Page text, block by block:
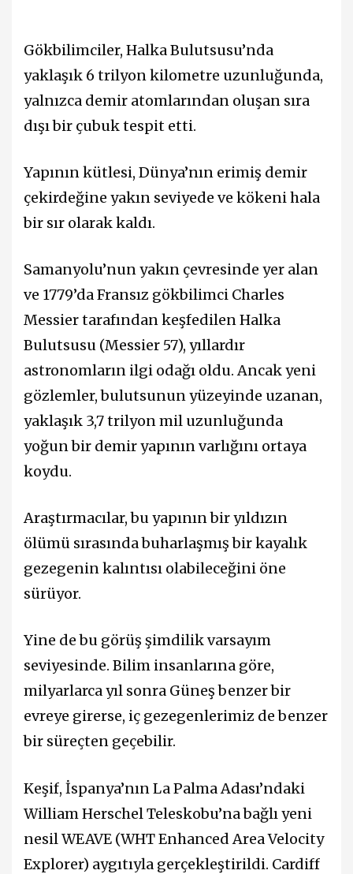
Gökbilimciler, Halka Bulutsusu’nda
yaklaşık 6 trilyon kilometre uzunluğunda,
yalnızca demir atomlarından oluşan sıra
dışı bir çubuk tespit etti.
Yapının kütlesi, Dünya’nın erimiş demir
çekirdeğine yakın seviyede ve kökeni hala
bir sır olarak kaldı.
Samanyolu’nun yakın çevresinde yer alan
ve 1779’da Fransız gökbilimci Charles
Messier tarafından keşfedilen Halka
Bulutsusu (Messier 57), yıllardır
astronomların ilgi odağı oldu. Ancak yeni
gözlemler, bulutsunun yüzeyinde uzanan,
yaklaşık 3,7 trilyon mil uzunluğunda
yoğun bir demir yapının varlığını ortaya
koydu.
Araştırmacılar, bu yapının bir yıldızın
ölümü sırasında buharlaşmış bir kayalık
gezegenin kalıntısı olabileceğini öne
sürüyor.
Yine de bu görüş şimdilik varsayım
seviyesinde. Bilim insanlarına göre,
milyarlarca yıl sonra Güneş benzer bir
evreye girerse, iç gezegenlerimiz de benzer
bir süreçten geçebilir.
Keşif, İspanya’nın La Palma Adası’ndaki
William Herschel Teleskobu’na bağlı yeni
nesil WEAVE (WHT Enhanced Area Velocity
Explorer) aygıtıyla gerçekleştirildi. Cardiff